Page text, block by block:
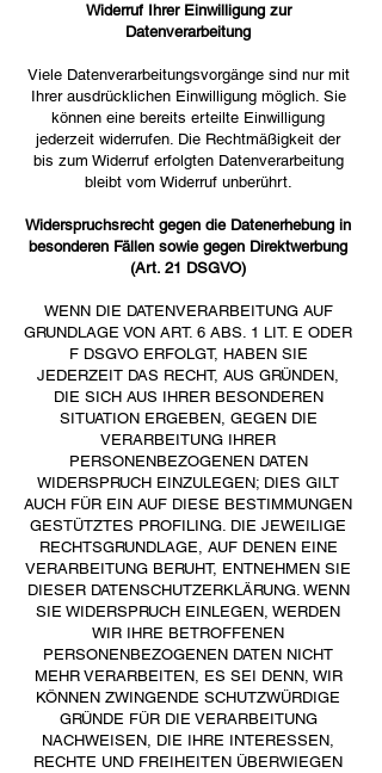
Widerruf Ihrer Einwilligung zur
Datenverarbeitung
Viele Datenverarbeitungsvorgänge sind nur mit
Ihrer ausdrücklichen Einwilligung möglich. Sie
können eine bereits erteilte Einwilligung
jederzeit widerrufen. Die Rechtmäßigkeit der
bis zum Widerruf erfolgten Datenverarbeitung
bleibt vom Widerruf unberührt.
Widerspruchsrecht gegen die Datenerhebung in
besonderen Fällen sowie gegen Direktwerbung
(Art. 21 DSGVO)
WENN DIE DATENVERARBEITUNG AUF
GRUNDLAGE VON ART. 6 ABS. 1 LIT. E ODER
F DSGVO ERFOLGT, HABEN SIE
JEDERZEIT DAS RECHT, AUS GRÜNDEN,
DIE SICH AUS IHRER BESONDEREN
SITUATION ERGEBEN, GEGEN DIE
VERARBEITUNG IHRER
PERSONENBEZOGENEN DATEN
WIDERSPRUCH EINZULEGEN; DIES GILT
AUCH FÜR EIN AUF DIESE BESTIMMUNGEN
GESTÜTZTES PROFILING. DIE JEWEILIGE
RECHTSGRUNDLAGE, AUF DENEN EINE
VERARBEITUNG BERUHT, ENTNEHMEN SIE
DIESER DATENSCHUTZERKLÄRUNG. WENN
SIE WIDERSPRUCH EINLEGEN, WERDEN
WIR IHRE BETROFFENEN
PERSONENBEZOGENEN DATEN NICHT
MEHR VERARBEITEN, ES SEI DENN, WIR
KÖNNEN ZWINGENDE SCHUTZWÜRDIGE
GRÜNDE FÜR DIE VERARBEITUNG
NACHWEISEN, DIE IHRE INTERESSEN,
RECHTE UND FREIHEITEN ÜBERWIEGEN